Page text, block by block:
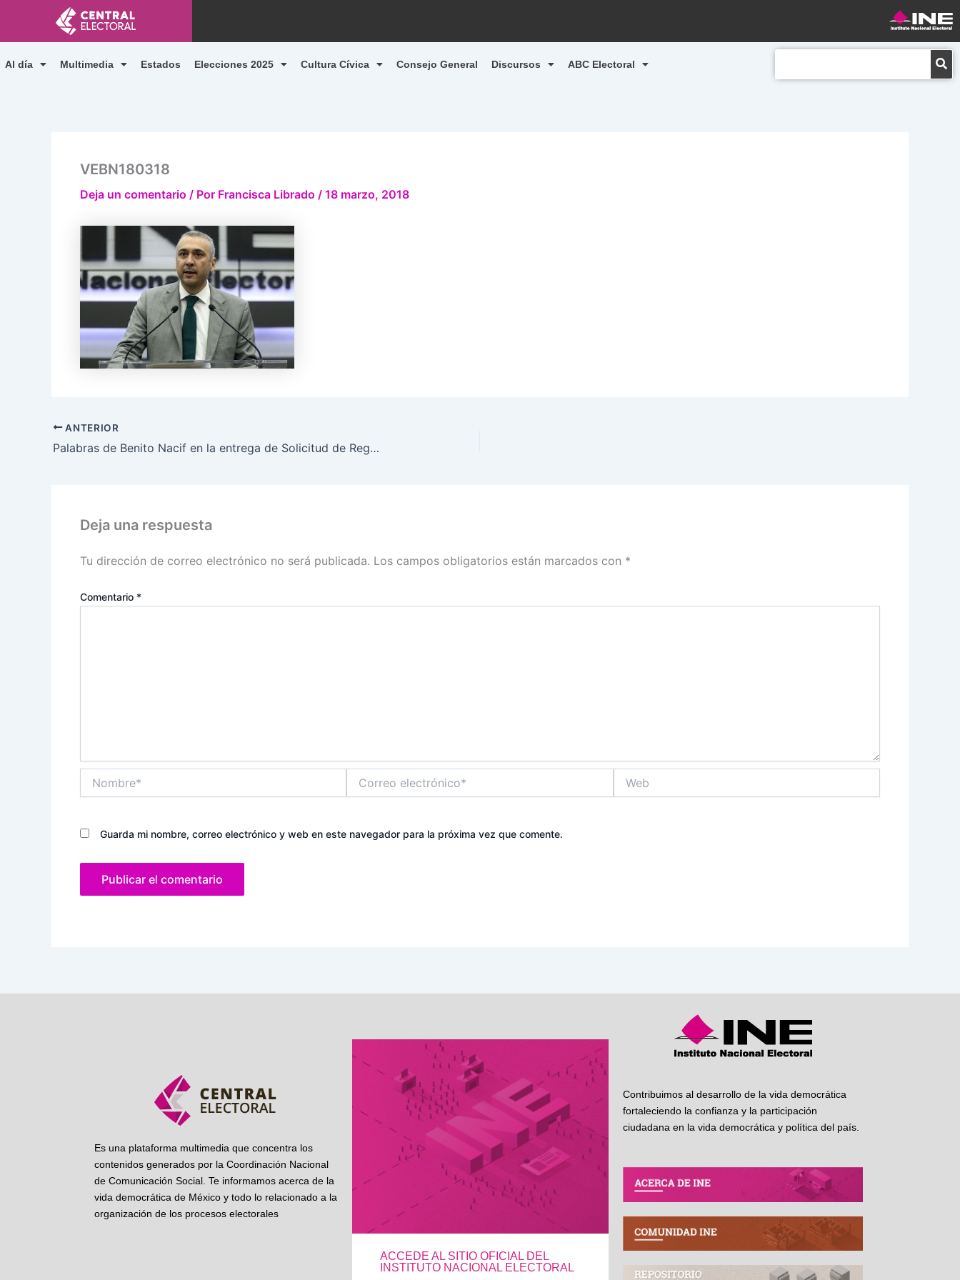
contenido
Al día Multimedia Estados Elecciones 2025 Cultura Cívica Consejo General Discursos ABC Electoral
VEBN180318
Deja un comentario / Por Francisca Librado / 18 marzo, 2018
ANTERIOR
Palabras de Benito Nacif en la entrega de Solicitud de Registro de José Antonio Meade, como Candidato a la Presidencia de la República por la Coalición “Todos por México”
Deja una respuesta
Tu dirección de correo electrónico no será publicada. Los campos obligatorios están marcados con *
Comentario *
electrónico*
Guarda mi nombre, correo electrónico y web en este navegador para la próxima vez que comente.
Es una plataforma multimedia que concentra los
contenidos generados por la Coordinación Nacional
de Comunicación Social. Te informamos acerca de la
vida democrática de México y todo lo relacionado a la
organización de los procesos electorales
ACCEDE AL SITIO OFICIAL DEL
INSTITUTO NACIONAL ELECTORAL
Contribuimos al desarrollo de la vida democrática
fortaleciendo la confianza y la participación
ciudadana en la vida democrática y política del país.